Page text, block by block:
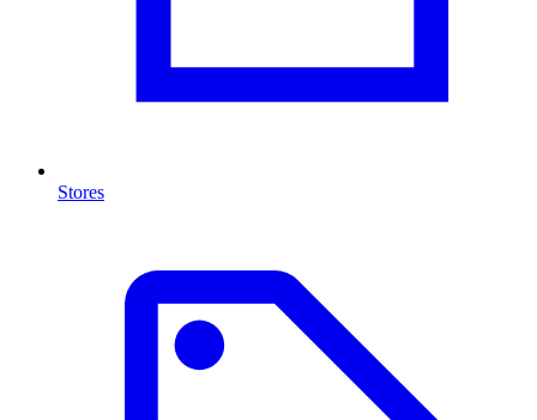
Stores